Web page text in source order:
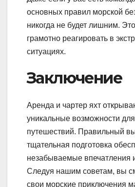
основных правил морской
никогда не будет лишним.
грамотно реагировать в
ситуациях.
Заключение
Аренда и чартер яхт
уникальные возможности
путешествий. Правильный
тщательная подготовка
незабываемые впечатления
Следуя нашим советам, вы
свои морские приключения